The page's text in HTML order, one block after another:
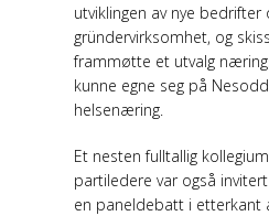
utviklingen av nye bedrifter
gründervirksomhet, og
frammøtte et utvalg
kunne egne seg på
helsenæring.
Et nesten fulltallig
partiledere var også
en paneldebatt i etterkant